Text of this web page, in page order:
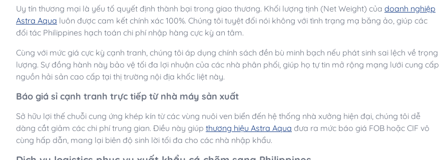
Uy tín thương mại là yếu tố quyết định thành bại trong giao thương. Khối lượng tịnh (Net Weight) của doanh nghiệp
Astra Aqua luôn được cam kết chính xác 100%. Chúng tôi tuyệt đối nói không với tình trạng mạ băng ảo, giúp các
đối tác Philippines hạch toán chi phí nhập hàng cực kỳ an tâm.
Cùng với mức giá cực kỳ cạnh tranh, chúng tôi áp dụng chính sách đền bù minh bạch nếu phát sinh sai lệch về trọng
lượng. Sự đồng hành này bảo vệ tối đa lợi nhuận của các nhà phân phối, giúp họ tự tin mở rộng mạng lưới cung cấp
nguồn hải sản cao cấp tại thị trường nội địa khốc liệt này.
Báo giá sỉ cạnh tranh trực tiếp từ nhà máy sản xuất
Sở hữu lợi thế chuỗi cung ứng khép kín từ các vùng nuôi ven biển đến hệ thống nhà xưởng hiện đại, chúng tôi dễ
dàng cắt giảm các chi phí trung gian. Điều này giúp thương hiệu Astra Aqua đưa ra mức báo giá FOB hoặc CIF vô
cùng hấp dẫn, mang lại biên độ sinh lời tối đa cho các nhà nhập khẩu.